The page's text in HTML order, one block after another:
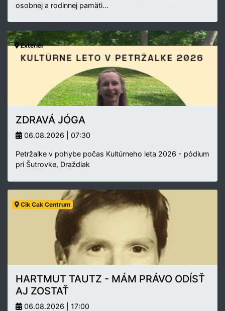
osobnej a rodinnej pamäti…
Exteriér
ZDRAVÁ JÓGA
06.08.2026 | 07:30
Petržalke v pohybe počas Kultúrneho leta 2026 - pódium
pri Šutrovke, Draždiak
Cik Cak Centrum
HARTMUT TAUTZ - MÁM PRÁVO ODÍSŤ
AJ ZOSTAŤ
06.08.2026 | 17:00